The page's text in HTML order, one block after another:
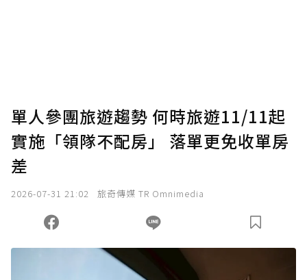
單人參團旅遊趨勢 何時旅遊11/11起
實施「領隊不配房」 落單更免收單房
差
2026-07-31 21:02 旅奇傳媒 TR Omnimedia